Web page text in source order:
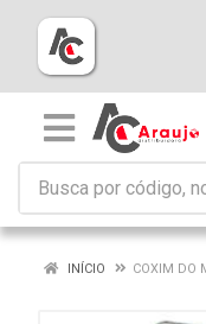
INÍCIO COXIM DO